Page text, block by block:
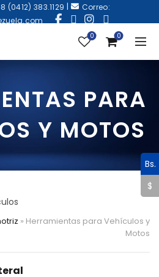
(0412) 383.1129 |
Correo:
0 0
PARA
Y MOTOS
» Herramientas para Vehículos y
Motos
Bs.
$